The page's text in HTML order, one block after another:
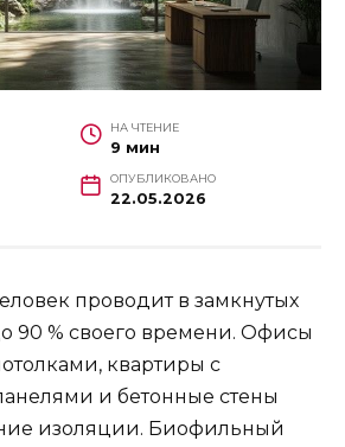
НА ЧТЕНИЕ
9 мин
ОПУБЛИКОВАНО
22.05.2026
проводит в замкнутых
90 % своего времени. Офисы
квартиры с
и бетонные стены
изоляции. Биофильный